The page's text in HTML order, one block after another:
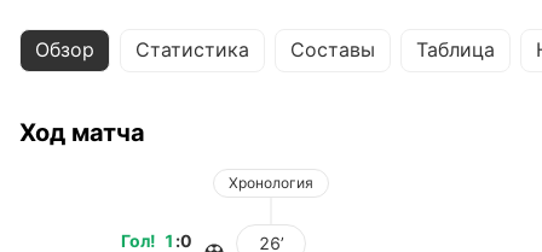
Обзор Статистика Составы Таблица
Ход матча
Хронология
Гол! 1 :0
26’